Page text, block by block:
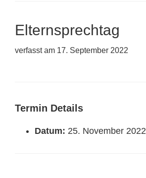
Elternsprechtag
verfasst am 17. September 2022
Termin Details
Datum: 25. November 2022